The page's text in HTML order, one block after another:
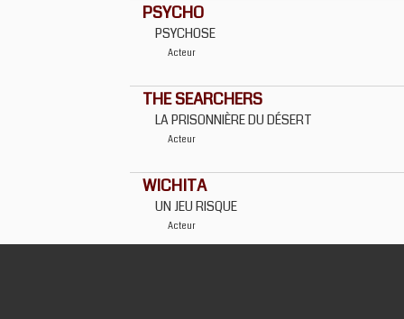
PSYCHO
PSYCHOSE
Acteur
THE SEARCHERS
LA PRISONNIÈRE DU DÉSERT
Acteur
WICHITA
UN JEU RISQUE
Acteur